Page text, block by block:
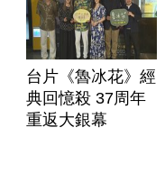
台片《魯冰花》經
典回憶殺 37周年
重返大銀幕